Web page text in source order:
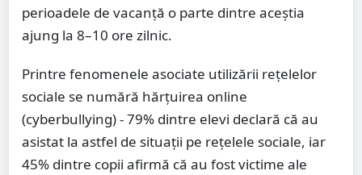
perioadele de vacanță o parte dintre aceștia
ajung la 8–10 ore zilnic.
Printre fenomenele asociate utilizării rețelelor
sociale se numără hărțuirea online
(cyberbullying) - 79% dintre elevi declară că au
asistat la astfel de situații pe rețelele sociale, iar
45% dintre copii afirmă că au fost victime ale